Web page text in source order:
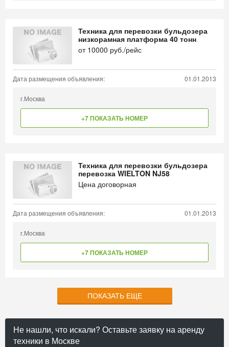
Техника для перевозки бульдозера
низкорамная платформа 40 тонн
от 10000 руб./рейс
Дата размещения объявления: 01.01.2013
г.Москва
+7 ПОКАЗАТЬ НОМЕР
Техника для перевозки бульдозера
перевозка WIELTON NJ58
Цена договорная
Дата размещения объявления: 01.01.2013
г.Москва
+7 ПОКАЗАТЬ НОМЕР
ПОКАЗАТЬ ЕЩЕ
Не нашли, что искали? Оставьте заявку на аренду
техники в Москве